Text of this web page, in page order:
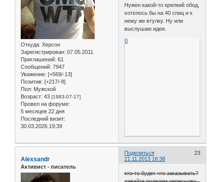
Откуда: Херсон
Зарегистрирован: 07.05.2011
Приглашений: 61
Сообщений: 7947
Уважение: [+569/-13]
Позитив: [+217/-8]
Пол: Мужской
Возраст: 43 [1983-07-17]
Провел на форуме:
5 месяцев 22 дня
Последний визит:
30.03.2026 19:39
Нужен какой-то крепкий обод,
хотелось бы на 40 спиц и к
нему же втулку. Ну или
выслушаю идеи.
0
Поделиться
23
21.11.2013 16:38
Alexsandr
Активист - писатель
кто-то будет что заказывать?